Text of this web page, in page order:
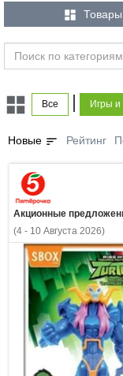
 Товары
Все Игры и
Новые sort Рейтинг
Акционные
(4 - 10 Августа 2026)